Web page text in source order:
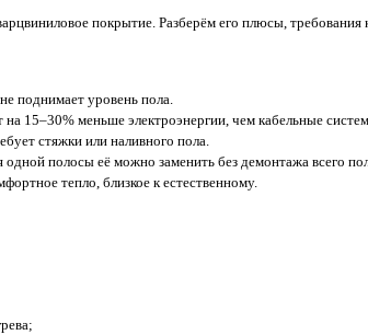
покрытие. Разберём его плюсы,
поднимает уровень пола.
15–30% меньше электроэнергии, чем кабельные
стяжки или наливного пола.
полосы её можно заменить без демонтажа всего
тепло, близкое к естественному.